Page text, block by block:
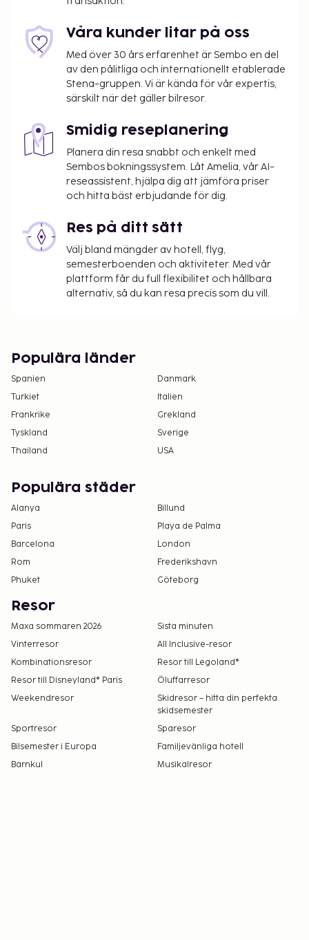
uppgifterna i bokningsbekräftelsen för mer
Stadsskatt: Från 1 oktober till 31 mars, EUR 1.86
per person per natt för vuxna. EUR 0.93 per
natt för gäster från 12 till 17 år. Skatten gäller
inte barn under 12 år of age.
Stadsskatt: Från 1 april till 30 september, EUR
2.65 per person per natt för vuxna. EUR 1.33 per
natt för gäster från 12 till 17 år. Skatten gäller
inte barn under 12 år.
Vi har listat alla tilläggsavgifter som boendet har
upplyst oss om.
Boendet rengörs av städpersonal.
Kontaktfri utcheckning är tillgänglig.
Våra kunder litar på oss
Med över 30 års erfarenhet är Sembo en del
av den pålitliga och internationellt etablerade
Stena-gruppen. Vi är kända för vår expertis,
särskilt när det gäller bilresor.
Smidig reseplanering
Planera din resa snabbt och enkelt med
Sembos bokningssystem. Låt Amelia, vår AI-
reseassistent, hjälpa dig att jämföra priser
och hitta bäst erbjudande för dig.
Res på ditt sätt
Välj bland mängder av hotell, flyg,
semesterboenden och aktiviteter. Med vår
plattform får du full flexibilitet och hållbara
alternativ, så du kan resa precis som du vill.
Populära länder
Spanien
Danmark
Turkiet
Italien
Frankrike
Grekland
Tyskland
Sverige
Thailand
USA
Populära städer
Alanya
Billund
Paris
Playa de Palma
Barcelona
London
Rom
Frederikshavn
Phuket
Göteborg
Resor
Maxa sommaren 2026
Sista minuten
Vinterresor
All Inclusive-resor
Kombinationsresor
Resor till Legoland®
Resor till Disneyland® Paris
Öluffarresor
Weekendresor
Skidresor – hitta din perfekta
skidsemester
Sportresor
Sparesor
Bilsemester i Europa
Familjevänliga hotell
Barnkul
Musikalresor